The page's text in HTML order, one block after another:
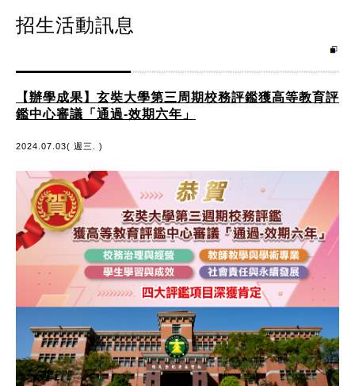
招生活動訊息
【辦學成果】玄奘大學第三周期校務評鑑獲高等教育評
鑑中心審議「通過-效期六年」
2024.07.03( 週三. )